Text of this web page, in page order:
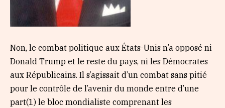
Non, le combat politique aux États-Unis n’a opposé ni
Donald Trump et le reste du pays, ni les Démocrates
aux Républicains. Il s’agissait d’un combat sans pitié
pour le contrôle de l’avenir du monde entre d’une
part(1) le bloc mondialiste comprenant les